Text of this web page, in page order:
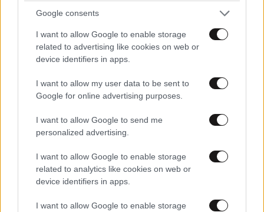
Google consents
I want to allow Google to enable storage
related to advertising like cookies on web or
device identifiers in apps.
I want to allow my user data to be sent to
Google for online advertising purposes.
I want to allow Google to send me
personalized advertising.
I want to allow Google to enable storage
related to analytics like cookies on web or
device identifiers in apps.
I want to allow Google to enable storage
Updated
2 λ. πριν
Κουβαρά Αττικής, κάηκε πτηνοτροφική μονάδα
– Οι φλόγες κατευθύνονται στο βουνό